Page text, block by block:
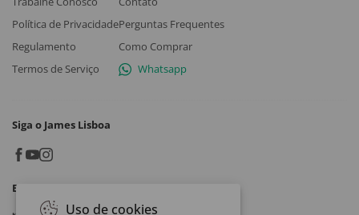
Política de Privacidade
Regulamento
Termos de Serviço
Perguntas Frequentes
Como Comprar
Whatsapp
Siga o James Lisboa
Baixe o App
Uso de cookies